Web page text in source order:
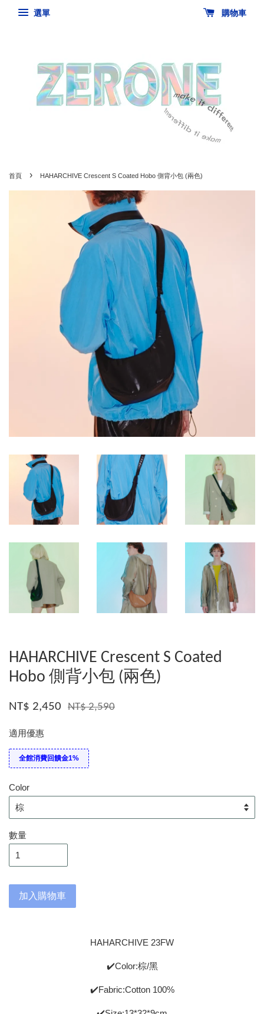
選單 購物車
首頁 › HAHARCHIVE Crescent S Coated Hobo 側背小包 (兩色)
HAHARCHIVE Crescent S Coated
Hobo 側背小包 (兩色)
NT$ 2,450 NT$ 2,590
適用優惠
全館消費回饋金1%
Color
數量
加入購物車
HAHARCHIVE 23FW
✔️Color:棕/黑
✔️Fabric:Cotton 100%